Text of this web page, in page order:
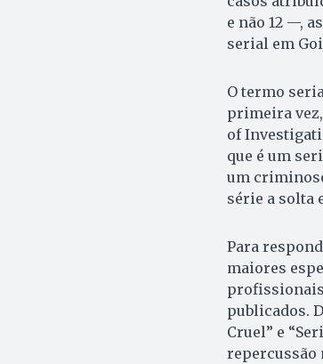
e não 12 —,
serial em
O termo
primeira vez,
of
que é um
um
série a solta
Para
maiores
publicados.
Cruel” e
repercussão